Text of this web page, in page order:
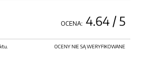
OCENA: 4.64/ 5
OCENY NIE SĄ WERYFIKOWANE